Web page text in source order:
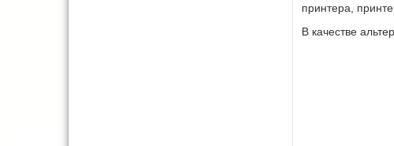
принтера,
В качестве